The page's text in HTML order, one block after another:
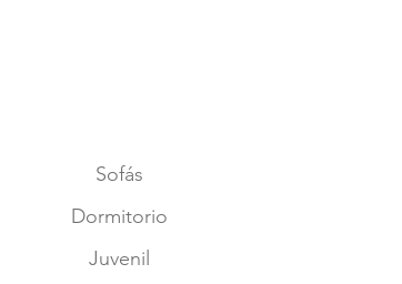
Sofás
Dormitorio
Juvenil